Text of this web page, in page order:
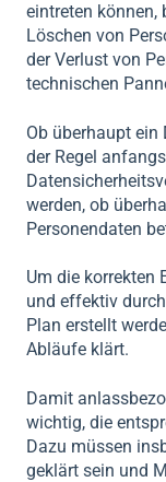
eintreten können,
Löschen von
der Verlust von
technischen
Ob überhaupt
der Regel
werden, ob
Personendaten
Um die korrekten
und effektiv
Plan erstellt
Abläufe klärt.
Damit
wichtig, die
Dazu müssen
geklärt sein und